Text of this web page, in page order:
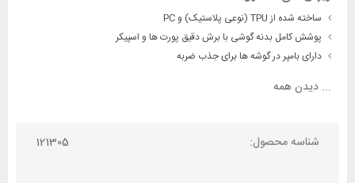
ساخته شده از TPU (نوعی پلاستیک) و PC
پوشش کامل بدنه گوشی با برش دقیق پورت ها و اسپیکر
دارای بامپر در گوشه ها برای جذب ضربه
... دیدن همه
شناسه محصول: 121305